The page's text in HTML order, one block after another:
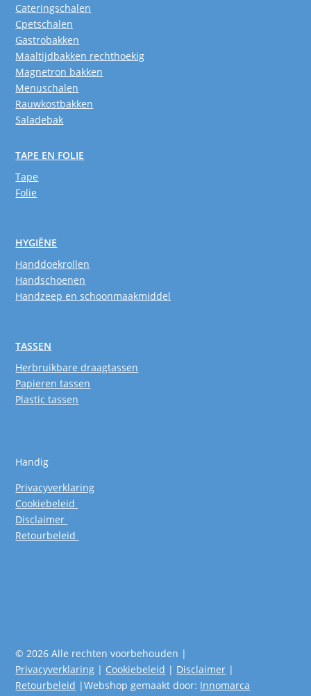
Cateringschalen
Cpetschalen
Gastrobakken
Maaltijdbakken rechthoekig
Magnetron bakken
Menuschalen
Rauwkostbakken
Saladebak
TAPE EN FOLIE
Tape
Folie
HYGIËNE
Handdoekrollen
Handschoenen
Handzeep en schoonmaakmiddel
TASSEN
Herbruikbare draagtassen
Papieren tassen
Plastic tassen
Handig
Privacyverklaring
Cookiebeleid
Disclaimer
Retourbeleid
© 2026 Alle rechten voorbehouden |
Privacyverklaring | Cookiebeleid | Disclaimer |
Retourbeleid |Webshop gemaakt door: Innomarca